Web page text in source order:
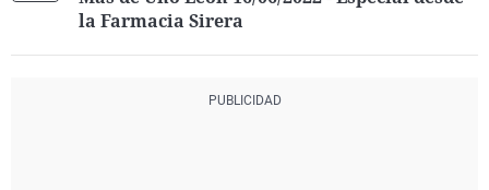
la Farmacia Sirera